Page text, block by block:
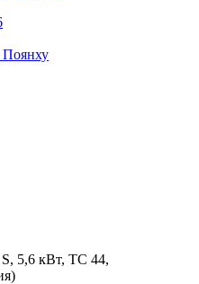
5,6 кВт, TC 44,